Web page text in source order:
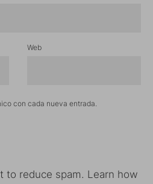
Web
con cada nueva entrada.
to reduce spam. Learn how